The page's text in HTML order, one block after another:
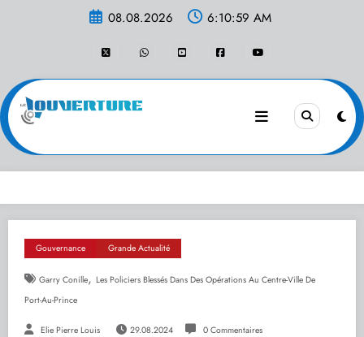
08.08.2026 6:10:59 AM
Gouvernance Grande Actualité
Garry Conille, Les Policiers Blessés Dans Des Opérations Au Centre-Ville De
Port-Au-Prince
Elie Pierre Louis 29.08.2024 0 Commentaires